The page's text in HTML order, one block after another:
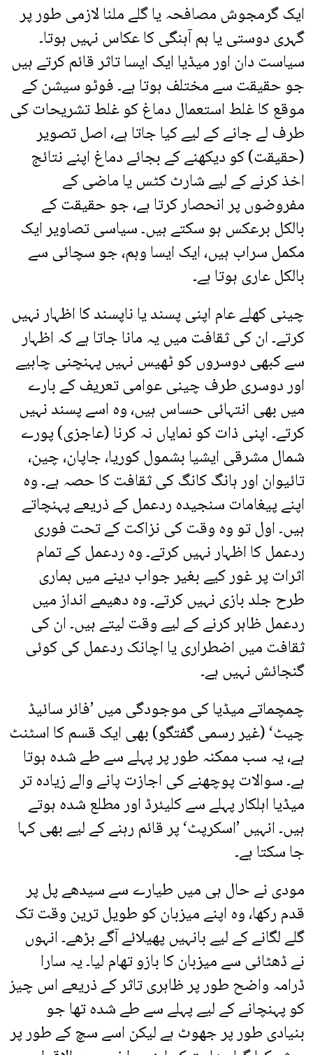
ایک گرمجوش مصافحہ یا گلے ملنا لازمی طور پر
گہری دوستی یا ہم آہنگی کا عکاس نہیں ہوتا۔
سیاست دان اور میڈیا ایک ایسا تاثر قائم کرتے ہیں
جو حقیقت سے مختلف ہوتا ہے۔ فوٹو سیشن کے
موقع کا غلط استعمال دماغ کو غلط تشریحات کی
طرف لے جانے کے لیے کیا جاتا ہے، اصل تصویر
(حقیقت) کو دیکھنے کے بجائے دماغ اپنے نتائج
اخذ کرنے کے لیے شارٹ کٹس یا ماضی کے
مفروضوں پر انحصار کرتا ہے، جو حقیقت کے
بالکل برعکس ہو سکتے ہیں۔ سیاسی تصاویر ایک
مکمل سراب ہیں، ایک ایسا وہم، جو سچائی سے
بالکل عاری ہوتا ہے۔
چینی کھلے عام اپنی پسند یا ناپسند کا اظہار نہیں
کرتے۔ ان کی ثقافت میں یہ مانا جاتا ہے کہ اظہار
سے کبھی دوسروں کو ٹھیس نہیں پہنچنی چاہیے
اور دوسری طرف چینی عوامی تعریف کے بارے
میں بھی انتہائی حساس ہیں، وہ اسے پسند نہیں
کرتے۔ اپنی ذات کو نمایاں نہ کرنا (عاجزی) پورے
شمال مشرقی ایشیا بشمول کوریا، جاپان، چین،
تائیوان اور ہانگ کانگ کی ثقافت کا حصہ ہے۔ وہ
اپنے پیغامات سنجیدہ ردعمل کے ذریعے پہنچاتے
ہیں۔ اول تو وہ وقت کی نزاکت کے تحت فوری
ردعمل کا اظہار نہیں کرتے۔ وہ ردعمل کے تمام
اثرات پر غور کیے بغیر جواب دینے میں ہماری
طرح جلد بازی نہیں کرتے۔ وہ دھیمے انداز میں
ردعمل ظاہر کرنے کے لیے وقت لیتے ہیں۔ ان کی
ثقافت میں اضطراری یا اچانک ردعمل کی کوئی
گنجائش نہیں ہے۔
چمچماتے میڈیا کی موجودگی میں ’فائر سائیڈ
چیٹ‘ (غیر رسمی گفتگو) بھی ایک قسم کا اسٹنٹ
ہے، یہ سب ممکنہ طور پر پہلے سے طے شدہ ہوتا
ہے۔ سوالات پوچھنے کی اجازت پانے والے زیادہ تر
میڈیا اہلکار پہلے سے کلیئرڈ اور مطلع شدہ ہوتے
ہیں۔ انہیں ’اسکرپٹ‘ پر قائم رہنے کے لیے بھی کہا
جا سکتا ہے۔
مودی نے حال ہی میں طیارے سے سیدھے پل پر
قدم رکھا، وہ اپنے میزبان کو طویل ترین وقت تک
گلے لگانے کے لیے بانہیں پھیلائے آگے بڑھے۔ انہوں
نے ڈھٹائی سے میزبان کا بازو تھام لیا۔ یہ سارا
ڈرامہ واضح طور پر ظاہری تاثر کے ذریعے اس چیز
کو پہنچانے کے لیے پہلے سے طے شدہ تھا جو
بنیادی طور پر جھوٹ ہے لیکن اسے سچ کے طور پر